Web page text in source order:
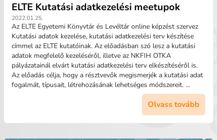
ELTE Kutatási adatkezelési meetupok
2022.01.25.
Az ELTE Egyetemi Könyvtár és Levéltár online képzést szervez
Kutatási adatok kezelése, kutatási adatkezelési terv készítése
címmel az ELTE kutatóinak. Az előadásban szó lesz a kutatási
adatok megfelelő kezeléséről, illetve az NKFIH OTKA
pályázatainál elvárt kutatási adatkezelési terv elkészítéséről is.
Az előadás célja, hogy a résztvevők megismerjék a kutatási adat
fogalmát, típusait, létrehozásának lehetséges módszereit. ...
Olvass tovább